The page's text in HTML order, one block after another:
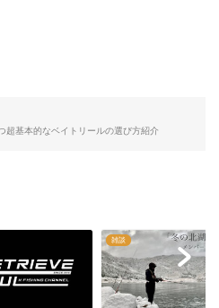
超基本的なベイトリールの選び方紹介
雑談